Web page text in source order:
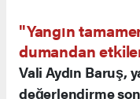
"Yangın
dumandan
Vali Aydın Baruş,
değerlendirme